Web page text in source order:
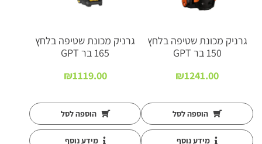
גרניק מכונת שטיפה בלחץ
150 בר GPT
₪1241.00
הוספה לסל
מידע נוסף
גרניק מכונת שטיפה בלחץ
165 בר GPT
₪1119.00
הוספה לסל
מידע נוסף